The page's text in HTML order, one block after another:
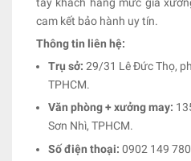
cam kết bảo hành uy tín.
Thông tin liên hệ:
Trụ sở: 29/31 Lê Đức Thọ,
TPHCM.
Văn phòng + xưởng may:
Sơn Nhì, TPHCM.
Số điện thoại: 0902 149 780